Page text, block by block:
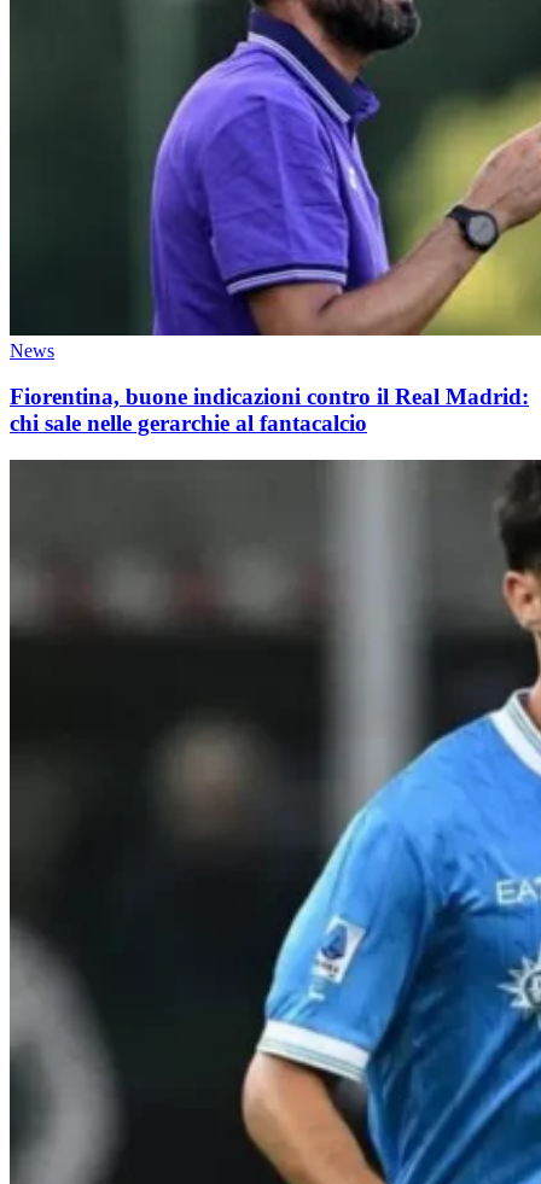
News
Fiorentina, buone indicazioni contro il Real Madrid:
chi sale nelle gerarchie al fantacalcio